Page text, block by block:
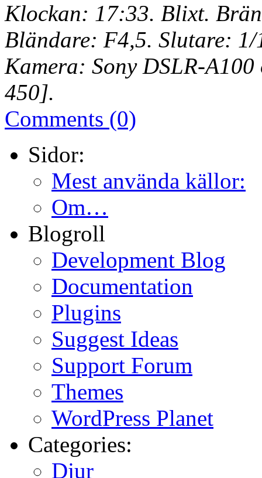
Klockan: 17:33. Blixt.
Bländare: F4,5. Slutare: 1/
Kamera: Sony DSLR-
450].
Comments (0)
Sidor:
Mest använda källor:
Om…
Blogroll
Development Blog
Documentation
Plugins
Suggest Ideas
Support Forum
Themes
WordPress Planet
Categories:
Djur